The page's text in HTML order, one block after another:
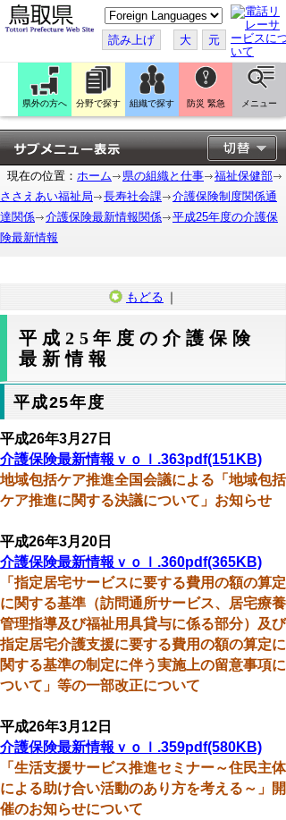
こ
の
ペ
ー
ジ
翻
訳
す
る
読み上げ 大 元
県外の方へ 分野で探す 組織で探す 防災 緊急 メニュー
現在の位置： ホーム 県の組織と仕事
福祉保健部
ささえあい福祉局
長寿社会課
介護保険制度関係通
達関係
介護保険最新情報関係
平成25年度の介護保
険最新情報
もどる ｜
平成25年度の介護保険
最新情報
平成25年度
平成26年3月27日
介護保険最新情報ｖｏｌ.363pdf(151KB)
地域包括ケア推進全国会議による「地域包括
ケア推進に関する決議について」お知らせ
平成26年3月20日
介護保険最新情報ｖｏｌ.360pdf(365KB)
「指定居宅サービスに要する費用の額の算定
に関する基準（訪問通所サービス、居宅療養
管理指導及び福祉用具貸与に係る部分）及び
指定居宅介護支援に要する費用の額の算定に
関する基準の制定に伴う実施上の留意事項に
ついて」等の一部改正について
平成26年3月12日
介護保険最新情報ｖｏｌ.359pdf(580KB)
「生活支援サービス推進セミナー～住民主体
による助け合い活動のあり方を考える～」開
催のお知らせについて